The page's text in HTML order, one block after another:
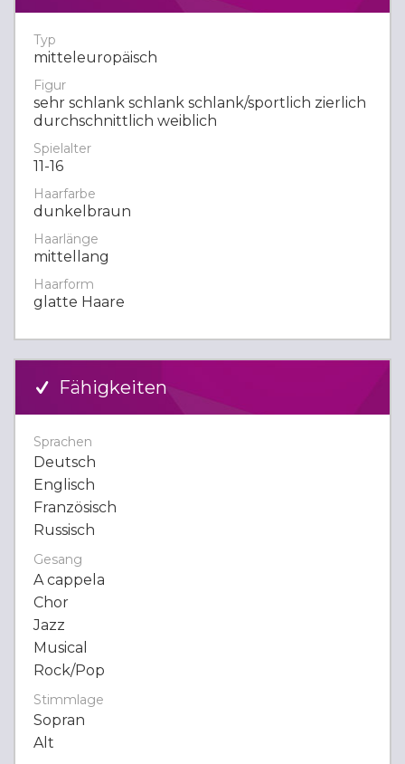
Typ
mitteleuropäisch
Figur
sehr schlank schlank schlank/sportlich zierlich
durchschnittlich weiblich
Spielalter
11-16
Haarfarbe
dunkelbraun
Haarlänge
mittellang
Haarform
glatte Haare
Fähigkeiten
Sprachen
Deutsch
Englisch
Französisch
Russisch
Gesang
A cappela
Chor
Jazz
Musical
Rock/Pop
Stimmlage
Sopran
Alt